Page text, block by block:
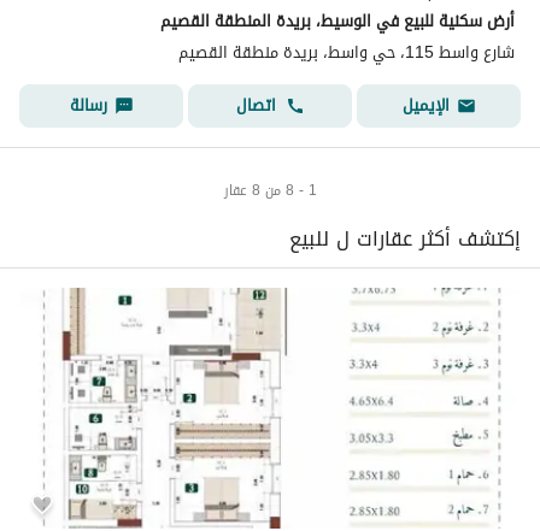
أرض سكنية للبيع في الوسيط، بريدة المنطقة القصيم
شارع واسط 115، حي واسط، بريدة منطقة القصيم
الإيميل
اتصال رسالة
1 - 8 من 8 عقار
إكتشف أكثر عقارات ل للبيع